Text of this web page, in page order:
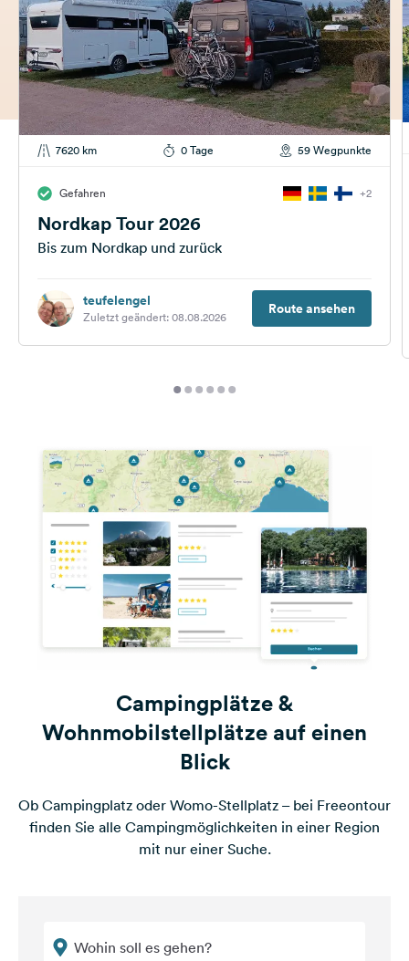
7620 km 0 Tage 59 Wegpunkte
Gefahren +2
Nordkap Tour 2026
Bis zum Nordkap und zurück
teufelengel
Zuletzt geändert: 08.08.2026 Route ansehen
Campingplätze &
Wohnmobilstellplätze auf einen
Blick
Ob Campingplatz oder Womo-Stellplatz – bei Freeontour
finden Sie alle Campingmöglichkeiten in einer Region
mit nur einer Suche.